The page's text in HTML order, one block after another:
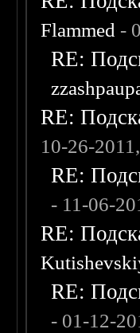
Flammed -
RE:
RE:
10-26-
RE:
- 11-06-
RE:
RE:
- 01-12-